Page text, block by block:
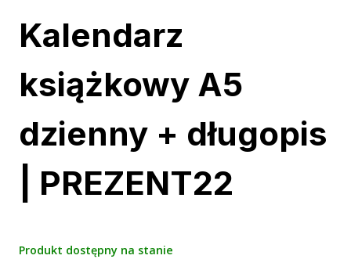
Kalendarz
książkowy A5
dzienny + długopis
| PREZENT22
Produkt dostępny na stanie